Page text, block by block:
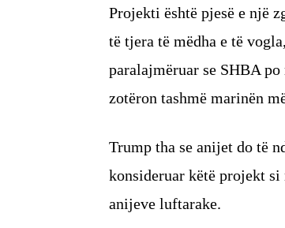
Projekti është pjesë e një
të tjera të mëdha e të
paralajmëruar se SHBA
zotëron tashmë marinën
Trump tha se anijet do të
konsideruar këtë projekt
anijeve luftarake.